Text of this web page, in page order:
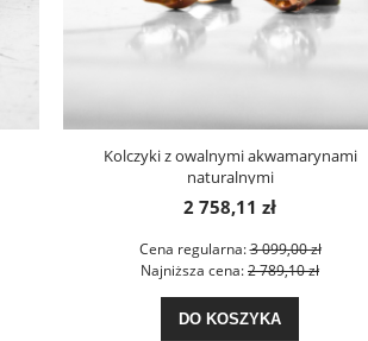
Kolczyki z owalnymi akwamarynami
naturalnymi
2 758,11 zł
Cena regularna:3 099,00 zł
Najniższa cena:2 789,10 zł
DO KOSZYKA